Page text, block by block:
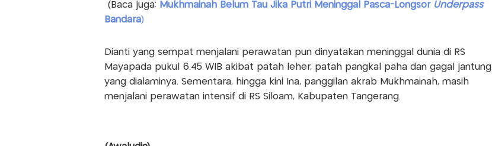
(Baca juga: Mukhmainah Belum Tau Jika Putri Meninggal Pasca-Longsor Underpass
Bandara)
Dianti yang sempat menjalani perawatan pun dinyatakan meninggal dunia di RS
Mayapada pukul 6.45 WIB akibat patah leher, patah pangkal paha dan gagal jantung
yang dialaminya. Sementara, hingga kini Ina, panggilan akrab Mukhmainah, masih
menjalani perawatan intensif di RS Siloam, Kabupaten Tangerang.